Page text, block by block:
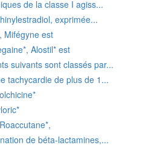
de la classe I agiss...
exprimée...
Mifégyne est
Alostil* est
suivants sont classés par...
tachycardie de plus de 1...
de béta-lactamines,...